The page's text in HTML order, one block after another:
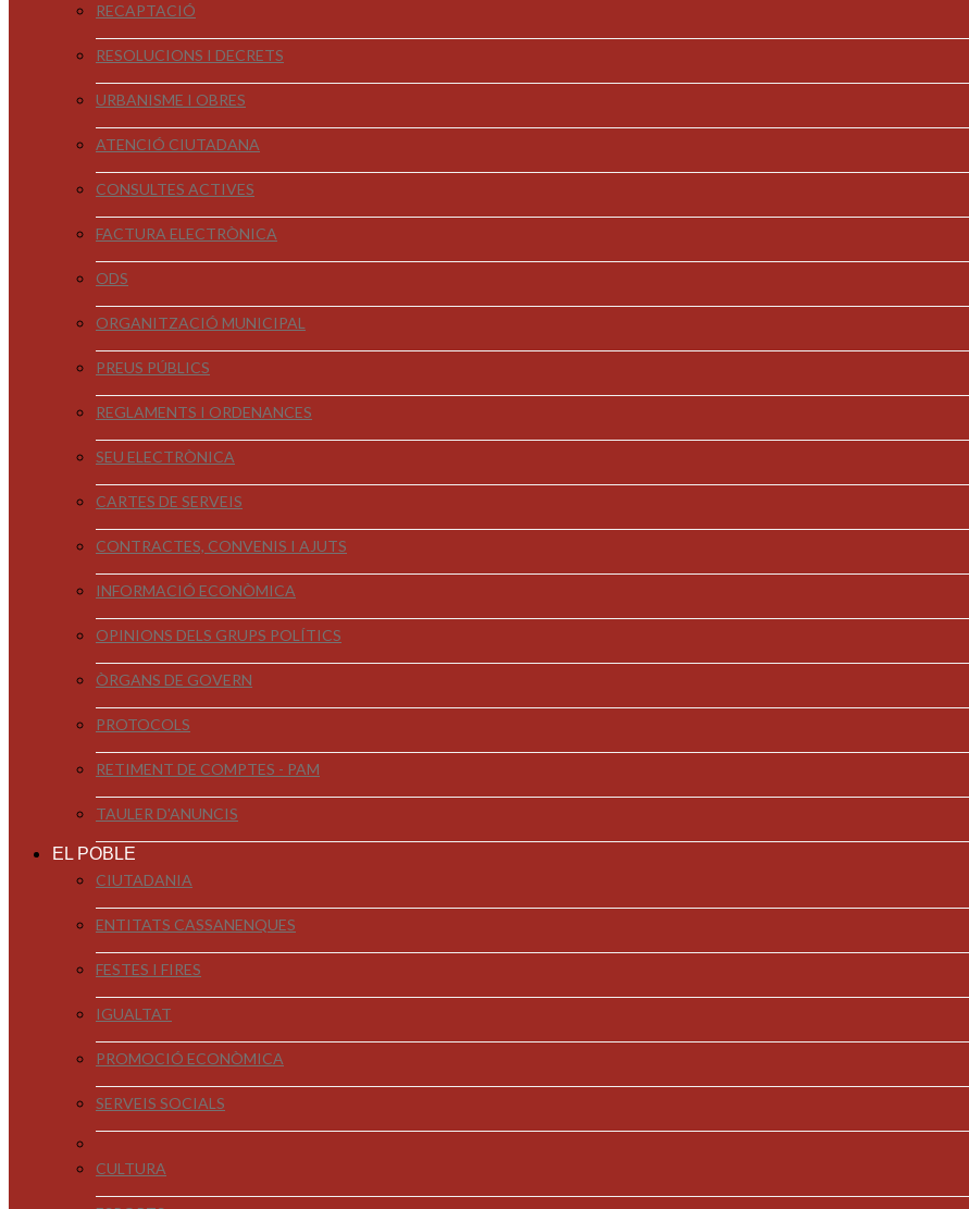
RECAPTACIÓ
RESOLUCIONS I DECRETS
URBANISME I OBRES
ATENCIÓ CIUTADANA
CONSULTES ACTIVES
FACTURA ELECTRÒNICA
ODS
ORGANITZACIÓ MUNICIPAL
PREUS PÚBLICS
REGLAMENTS I ORDENANCES
SEU ELECTRÒNICA
CARTES DE SERVEIS
CONTRACTES, CONVENIS I AJUTS
INFORMACIÓ ECONÒMICA
OPINIONS DELS GRUPS POLÍTICS
ÒRGANS DE GOVERN
PROTOCOLS
RETIMENT DE COMPTES - PAM
TAULER D'ANUNCIS
EL POBLE
CIUTADANIA
ENTITATS CASSANENQUES
FESTES I FIRES
IGUALTAT
PROMOCIÓ ECONÒMICA
SERVEIS SOCIALS
CULTURA